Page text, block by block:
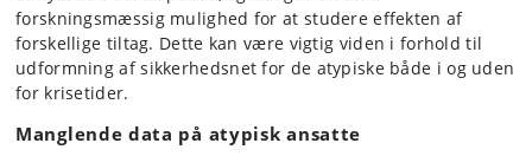
forskningsmæssig mulighed for at studere effekten af
forskellige tiltag. Dette kan være vigtig viden i forhold til
udformning af sikkerhedsnet for de atypiske både i og uden
for krisetider.
Manglende data på atypisk ansatte